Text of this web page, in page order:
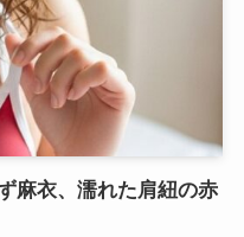
麻衣、濡れた肩紐の赤